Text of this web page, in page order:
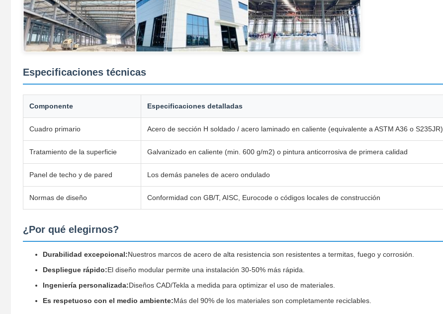
Especificaciones técnicas
Componente Especificaciones detalladas
Cuadro primario Acero de sección H soldado / acero laminado en caliente (equivalente a ASTM A36 o S235JR)
Tratamiento de la superficie Galvanizado en caliente (min. 600 g/m2) o pintura anticorrosiva de primera calidad
Panel de techo y de pared Los demás paneles de acero ondulado
Normas de diseño Conformidad con GB/T, AISC, Eurocode o códigos locales de construcción
¿Por qué elegirnos?
Durabilidad excepcional:Nuestros marcos de acero de alta resistencia son resistentes a termitas, fuego y corrosión.
Despliegue rápido:El diseño modular permite una instalación 30-50% más rápida.
Ingeniería personalizada:Diseños CAD/Tekla a medida para optimizar el uso de materiales.
Es respetuoso con el medio ambiente:Más del 90% de los materiales son completamente reciclables.